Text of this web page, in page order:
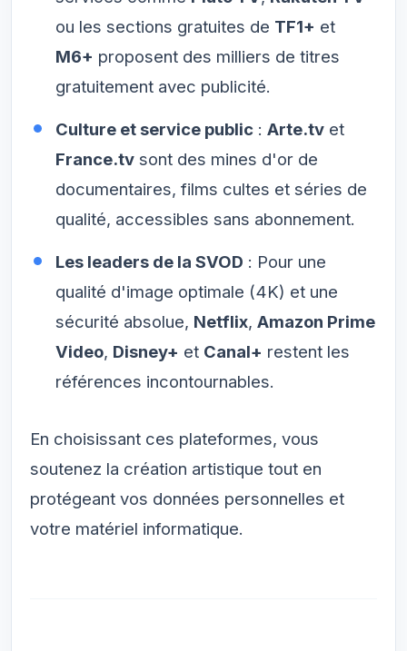
ou les sections gratuites de TF1+ et
M6+ proposent des milliers de titres
gratuitement avec publicité.
Culture et service public : Arte.tv et
France.tv sont des mines d'or de
documentaires, films cultes et séries de
qualité, accessibles sans abonnement.
Les leaders de la SVOD : Pour une
qualité d'image optimale (4K) et une
sécurité absolue, Netflix, Amazon Prime
Video, Disney+ et Canal+ restent les
références incontournables.
En choisissant ces plateformes, vous
soutenez la création artistique tout en
protégeant vos données personnelles et
votre matériel informatique.